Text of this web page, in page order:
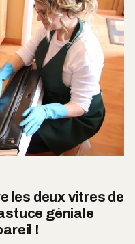
les deux vitres de
géniale
!